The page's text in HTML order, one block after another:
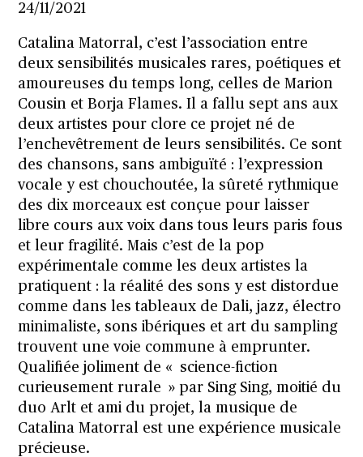
24/11/2021
Catalina Matorral, c’est l’association entre
deux sensibilités musicales rares, poétiques et
amoureuses du temps long, celles de Marion
Cousin et Borja Flames. Il a fallu sept ans aux
deux artistes pour clore ce projet né de
l’enchevêtrement de leurs sensibilités. Ce sont
des chansons, sans ambiguïté : l’expression
vocale y est chouchoutée, la sûreté rythmique
des dix morceaux est conçue pour laisser
libre cours aux voix dans tous leurs paris fous
et leur fragilité. Mais c’est de la pop
expérimentale comme les deux artistes la
pratiquent : la réalité des sons y est distordue
comme dans les tableaux de Dali, jazz, électro
minimaliste, sons ibériques et art du sampling
trouvent une voie commune à emprunter.
Qualifiée joliment de « science-fiction
curieusement rurale » par Sing Sing, moitié du
duo Arlt et ami du projet, la musique de
Catalina Matorral est une expérience musicale
précieuse.